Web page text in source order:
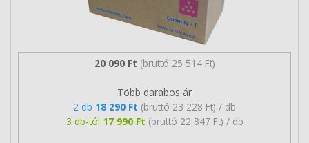
20 090 Ft (bruttó 25 514 Ft)
Több darabos ár
2 db 18 290 Ft (bruttó 23 228 Ft) / db
3 db-tól 17 990 Ft (bruttó 22 847 Ft) / db